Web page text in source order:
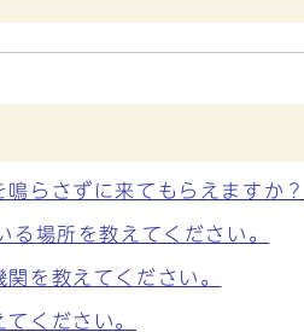
らさずに来てもらえますか？
場所を教えてください。
を教えてください。
ください。